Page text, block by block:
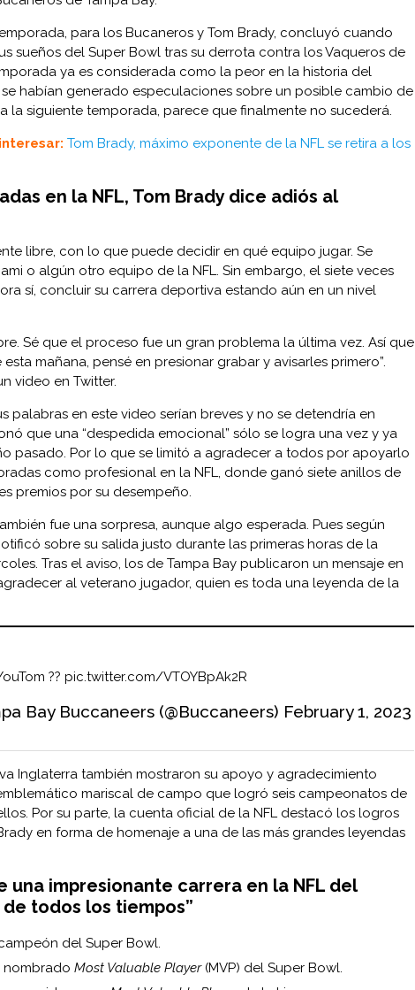
para los Bucaneros y Tom Brady, concluyó cuando
sueños del Super Bowl tras su derrota contra los Vaqueros de
ya es considerada como la peor en la historia del
se habían generado especulaciones sobre un posible cambio de
la siguiente temporada, parece que finalmente no sucederá.
Tom Brady, máximo exponente de la NFL se retira a los
en la NFL, Tom Brady dice adiós al
libre, con lo que puede decidir en qué equipo jugar. Se
o algún otro equipo de la NFL. Sin embargo, el siete veces
sí, concluir su carrera deportiva estando aún en un nivel
Sé que el proceso fue un gran problema la última vez. Así que
mañana, pensé en presionar grabar y avisarles primero”.
video en Twitter.
palabras en este video serían breves y no se detendría en
que una “despedida emocional” sólo se logra una vez y ya
pasado. Por lo que se limitó a agradecer a todos por apoyarlo
como profesional en la NFL, donde ganó siete anillos de
premios por su desempeño.
fue una sorpresa, aunque algo esperada. Pues según
sobre su salida justo durante las primeras horas de la
Tras el aviso, los de Tampa Bay publicaron un mensaje en
al veterano jugador, quien es toda una leyenda de la
?? pic.twitter.com/VTOYBpAk2R
Bay Buccaneers (@Buccaneers) February 1, 2023
Inglaterra también mostraron su apoyo y agradecimiento
mariscal de campo que logró seis campeonatos de
Por su parte, la cuenta oficial de la NFL destacó los logros
en forma de homenaje a una de las más grandes leyendas
una impresionante carrera en la NFL del
todos los tiempos”
del Super Bowl.
nombrado Most Valuable Player(MVP) del Super Bowl.